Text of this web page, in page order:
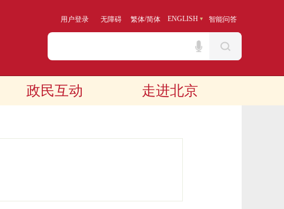
用户登录 无障碍 繁体/简体 ENGLISH 智能问答
政民互动 走进北京